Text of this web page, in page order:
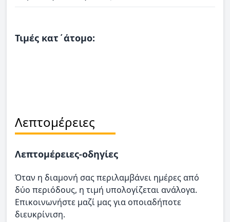
Τιμές κατ΄άτομο:
Λεπτομέρειες
Λεπτομέρειες-οδηγίες
Όταν η διαμονή σας περιλαμβάνει ημέρες από
δύο περιόδους, η τιμή υπολογίζεται ανάλογα.
Επικοινωνήστε μαζί μας για οποιαδήποτε
διευκρίνιση.